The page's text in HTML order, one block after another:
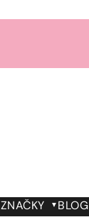
ZNAČKY BLOG